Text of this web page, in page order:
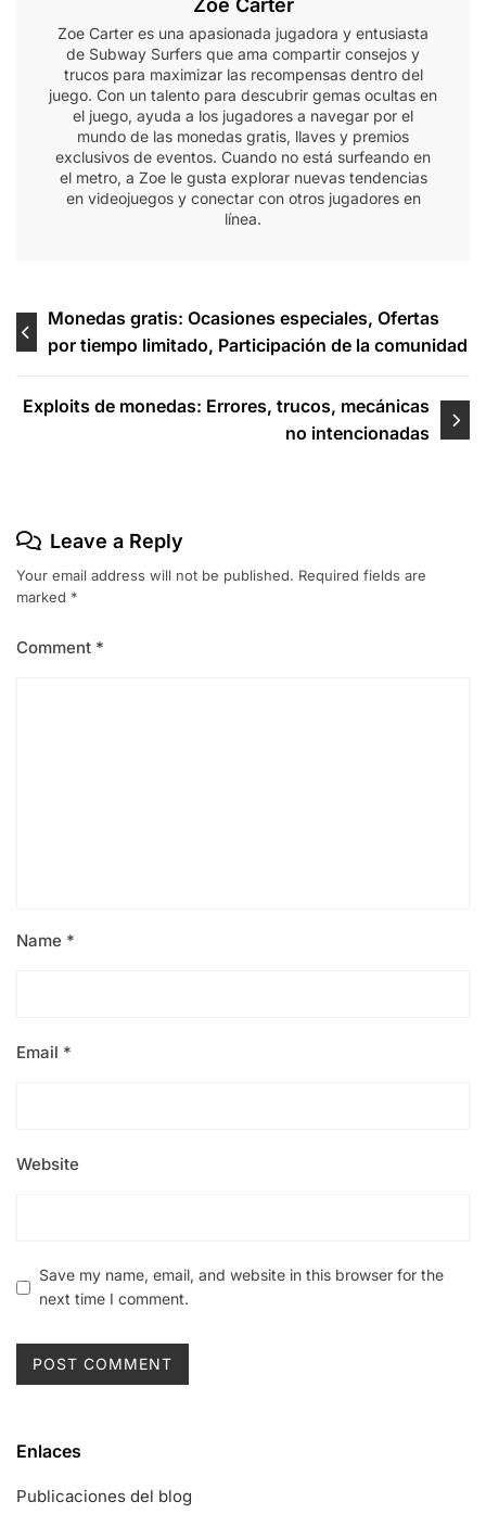
Zoe Carter
Zoe Carter es una apasionada jugadora y entusiasta
de Subway Surfers que ama compartir consejos y
trucos para maximizar las recompensas dentro del
juego. Con un talento para descubrir gemas ocultas en
el juego, ayuda a los jugadores a navegar por el
mundo de las monedas gratis, llaves y premios
exclusivos de eventos. Cuando no está surfeando en
el metro, a Zoe le gusta explorar nuevas tendencias
en videojuegos y conectar con otros jugadores en
línea.
Post
navigation
Monedas gratis: Ocasiones especiales, Ofertas
por tiempo limitado, Participación de la comunidad
Exploits de monedas: Errores, trucos, mecánicas
no intencionadas
Leave a Reply
Your email address will not be published. Required fields are
marked *
Comment *
Name *
Email *
Website
Save my name, email, and website in this browser for the
next time I comment.
Enlaces
Publicaciones del blog